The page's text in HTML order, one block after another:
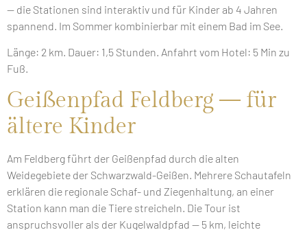
— die Stationen sind interaktiv und für Kinder ab 4 Jahren
spannend. Im Sommer kombinierbar mit einem Bad im See.
Länge: 2 km. Dauer: 1,5 Stunden. Anfahrt vom Hotel: 5 Min zu
Fuß.
Geißenpfad Feldberg — für
ältere Kinder
Am Feldberg führt der Geißenpfad durch die alten
Weidegebiete der Schwarzwald-Geißen. Mehrere Schautafeln
erklären die regionale Schaf- und Ziegenhaltung, an einer
Station kann man die Tiere streicheln. Die Tour ist
anspruchsvoller als der Kugelwaldpfad — 5 km, leichte